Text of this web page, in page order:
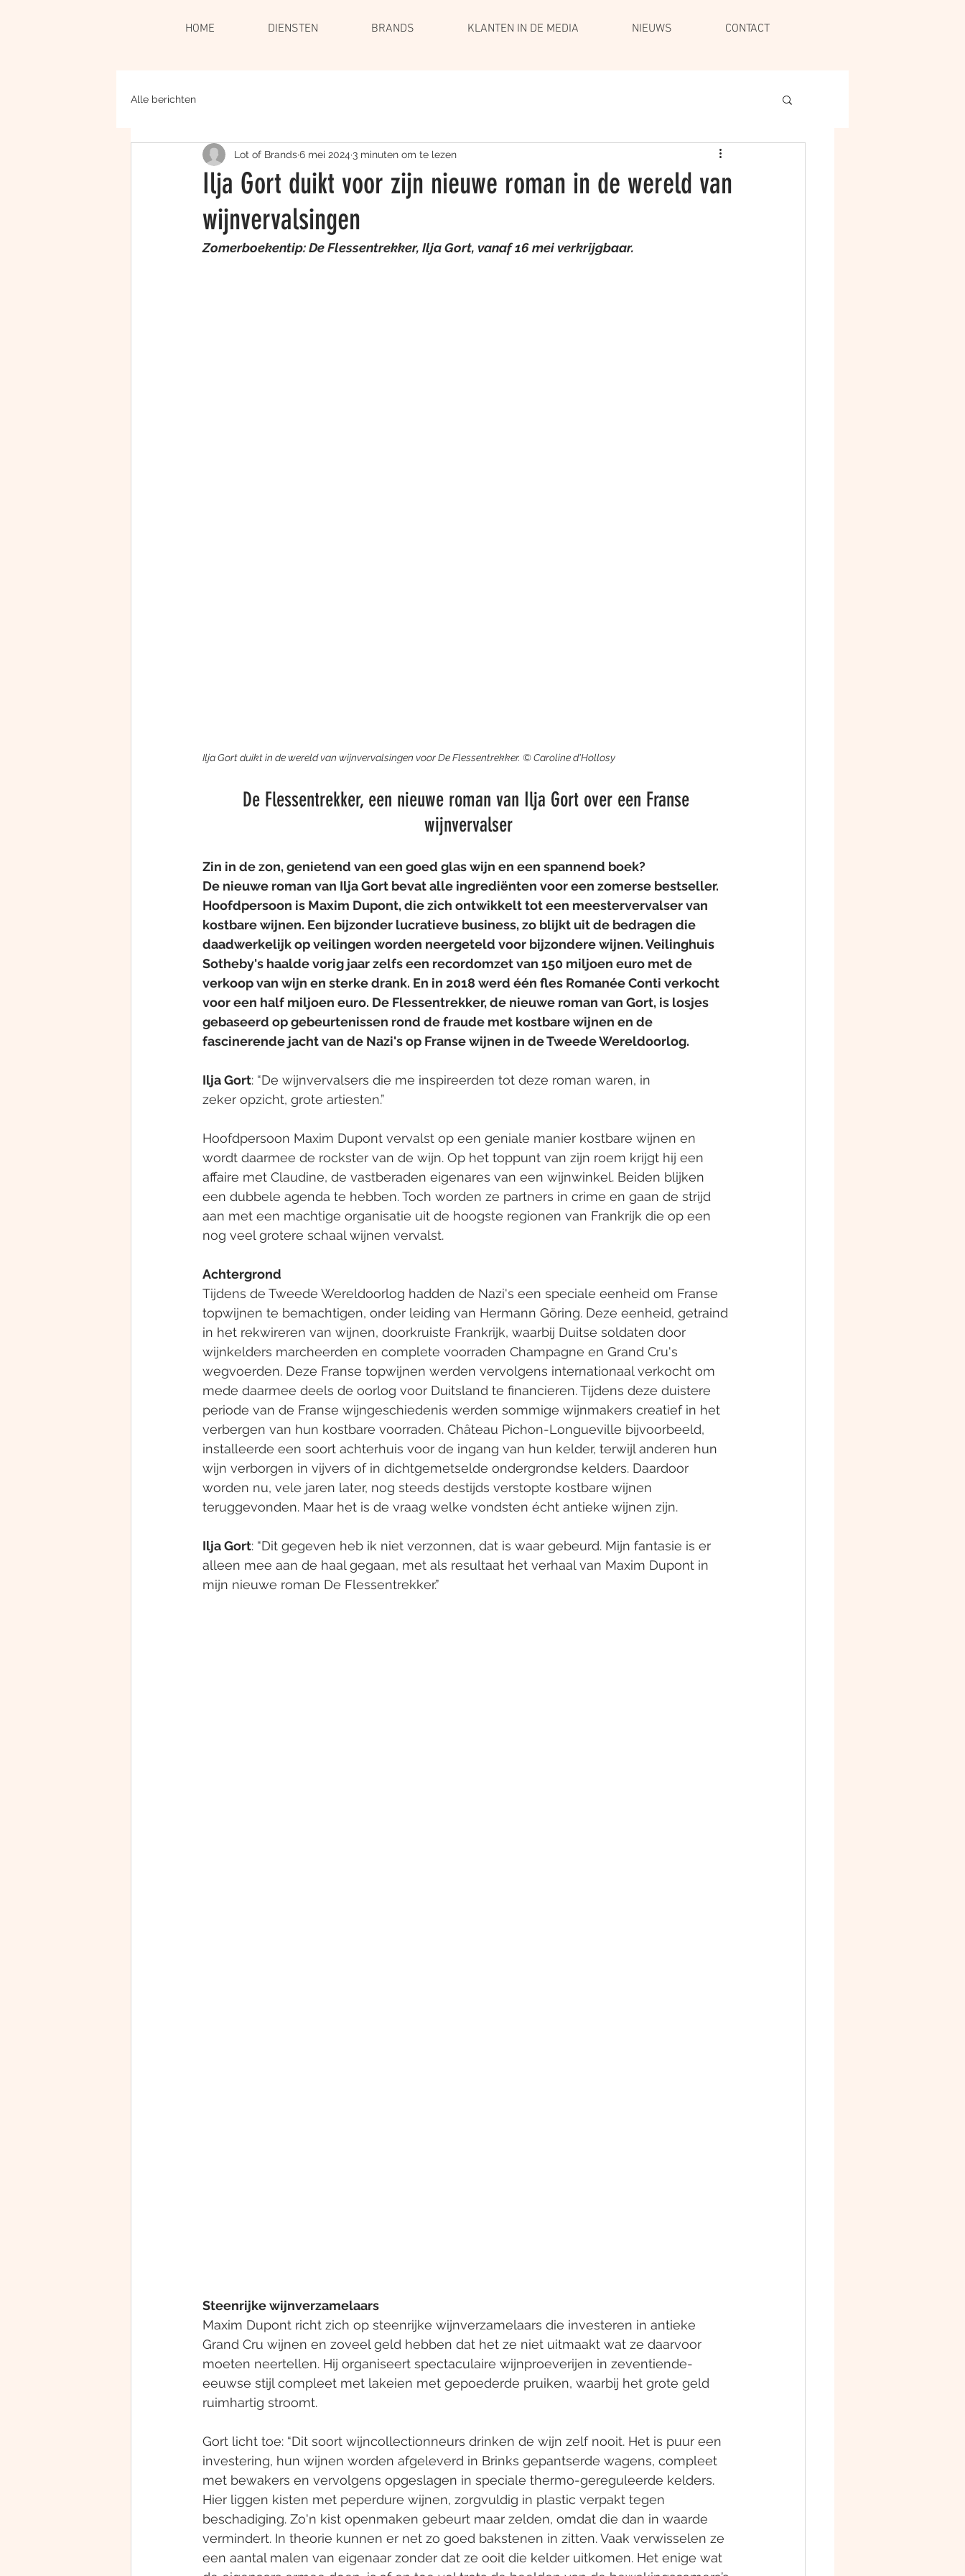
HOME DIENSTEN BRANDS KLANTEN IN DE MEDIA NIEUWS CONTACT
Alle berichten
Ilja Gort duikt voor zijn nieuwe roman in de wereld van
wijnvervalsingen
Lot of Brands6 mei 2024 3 minuten om te lezen
Zomerboekentip: De Flessentrekker, Ilja Gort, vanaf 16 mei verkrijgbaar.
Ilja Gort duikt in de wereld van wijnvervalsingen voor De Flessentrekker. © Caroline d'Hollosy
De Flessentrekker, een nieuwe roman van Ilja Gort over een Franse
wijnvervalser
Zin in de zon, genietend van een goed glas wijn en een spannend boek?
De nieuwe roman van Ilja Gort bevat alle ingrediënten voor een zomerse bestseller.
Hoofdpersoon is Maxim Dupont, die zich ontwikkelt tot een meestervervalser van
kostbare wijnen. Een bijzonder lucratieve business, zo blijkt uit de bedragen die
daadwerkelijk op veilingen worden neergeteld voor bijzondere wijnen. Veilinghuis
Sotheby's haalde vorig jaar zelfs een recordomzet van 150 miljoen euro met de
verkoop van wijn en sterke drank. En in 2018 werd één fles Romanée Conti verkocht
voor een half miljoen euro. De Flessentrekker, de nieuwe roman van Gort, is losjes
gebaseerd op gebeurtenissen rond de fraude met kostbare wijnen en de
fascinerende jacht van de Nazi's op Franse wijnen in de Tweede Wereldoorlog.
Ilja Gort: “De wijnvervalsers die me inspireerden tot deze roman waren, in
zeker opzicht, grote artiesten.”
Hoofdpersoon Maxim Dupont vervalst op een geniale manier kostbare wijnen en
wordt daarmee de rockster van de wijn. Op het toppunt van zijn roem krijgt hij een
affaire met Claudine, de vastberaden eigenares van een wijnwinkel. Beiden blijken
een dubbele agenda te hebben. Toch worden ze partners in crime en gaan de strijd
aan met een machtige organisatie uit de hoogste regionen van Frankrijk die op een
nog veel grotere schaal wijnen vervalst.
Achtergrond
Tijdens de Tweede Wereldoorlog hadden de Nazi's een speciale eenheid om Franse
topwijnen te bemachtigen, onder leiding van Hermann Göring. Deze eenheid, getraind
in het rekwireren van wijnen, doorkruiste Frankrijk, waarbij Duitse soldaten door
wijnkelders marcheerden en complete voorraden Champagne en Grand Cru's
wegvoerden. Deze Franse topwijnen werden vervolgens internationaal verkocht om
mede daarmee deels de oorlog voor Duitsland te financieren. Tijdens deze duistere
periode van de Franse wijngeschiedenis werden sommige wijnmakers creatief in het
verbergen van hun kostbare voorraden. Château Pichon-Longueville bijvoorbeeld,
installeerde een soort achterhuis voor de ingang van hun kelder, terwijl anderen hun
wijn verborgen in vijvers of in dichtgemetselde ondergrondse kelders. Daardoor
worden nu, vele jaren later, nog steeds destijds verstopte kostbare wijnen
teruggevonden. Maar het is de vraag welke vondsten écht antieke wijnen zijn.
Ilja Gort: “Dit gegeven heb ik niet verzonnen, dat is waar gebeurd. Mijn fantasie is er
alleen mee aan de haal gegaan, met als resultaat het verhaal van Maxim Dupont in
mijn nieuwe roman De Flessentrekker.”
Steenrijke wijnverzamelaars
Maxim Dupont richt zich op steenrijke wijnverzamelaars die investeren in antieke
Grand Cru wijnen en zoveel geld hebben dat het ze niet uitmaakt wat ze daarvoor
moeten neertellen. Hij organiseert spectaculaire wijnproeverijen in zeventiende-
eeuwse stijl compleet met lakeien met gepoederde pruiken, waarbij het grote geld
ruimhartig stroomt.
Gort licht toe: “Dit soort wijncollectionneurs drinken de wijn zelf nooit. Het is puur een
investering, hun wijnen worden afgeleverd in Brinks gepantserde wagens, compleet
met bewakers en vervolgens opgeslagen in speciale thermo-gereguleerde kelders.
Hier liggen kisten met peperdure wijnen, zorgvuldig in plastic verpakt tegen
beschadiging. Zo'n kist openmaken gebeurt maar zelden, omdat die dan in waarde
vermindert. In theorie kunnen er net zo goed bakstenen in zitten. Vaak verwisselen ze
een aantal malen van eigenaar zonder dat ze ooit die kelder uitkomen. Het enige wat